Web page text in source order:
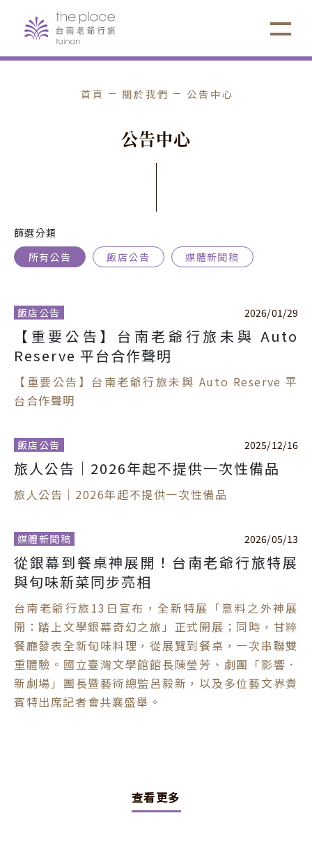
首頁 關於我們 公告中心
公告中心
篩選分類
所有公告
飯店公告 媒體新聞稿
飯店公告 2026/01 /29
【重要公告】台南老爺行旅未與 Auto
Reserve 平台合作聲明
【重要公告】台南老爺行旅未與 Auto Reserve 平
台合作聲明
飯店公告 2025/12/16
旅人公告｜2026年起不提供一次性備品
旅人公告｜2026年起不提供一次性備品
媒體新聞稿 2026/05/13
從銀幕到餐桌神展開！台南老爺行旅特展
與旬味新菜同步亮相
台南老爺行旅13日宣布，全新特展「意料之外神展
開：踏上文學銀幕奇幻之旅」正式開展；同時，甘粹
餐廳發表全新旬味料理，從展覽到餐桌，一次串聯雙
重體驗。國立臺灣文學館館長陳瑩芳、劇團「影響．
新劇場」團長暨藝術總監呂毅新，以及多位藝文界貴
賓特出席記者會共襄盛舉。
查看更多